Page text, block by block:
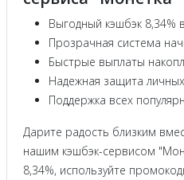
Выгодный кэшбэк 8,34%
Прозрачная система
Быстрые выплаты
Надежная защита
Поддержка всех
Дарите радость близким
нашим кэшбэк-сервисом
8,34%, используйте